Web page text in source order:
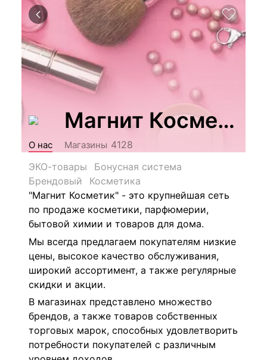
Магнит Косметик
О нас Магазины 4128
ЭКО-товары
Бонусная система
Брендовый
Косметика
"Магнит Косметик" - это крупнейшая сеть
по продаже косметики, парфюмерии,
бытовой химии и товаров для дома.
Мы всегда предлагаем покупателям низкие
цены, высокое качество обслуживания,
широкий ассортимент, а также регулярные
скидки и акции.
В магазинах представлено множество
брендов, а также товаров собственных
торговых марок, способных удовлетворить
потребности покупателей с различным